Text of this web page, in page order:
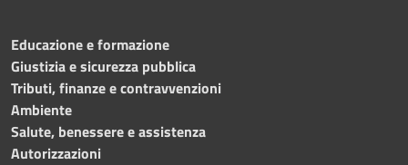
Educazione e formazione
Giustizia e sicurezza pubblica
Tributi, finanze e contravvenzioni
Ambiente
Salute, benessere e assistenza
Autorizzazioni